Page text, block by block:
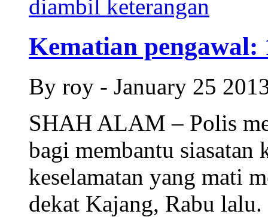
Kematian pengawal:
By roy - January 25
SHAH ALAM – Polis
bagi membantu siasatan
keselamatan yang mati
dekat Kajang, Rabu lalu.